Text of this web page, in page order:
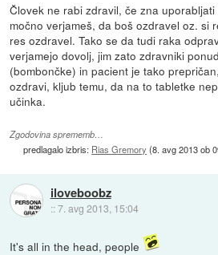
Človek ne rabi zdravil, če zna
močno verjameš, da boš ozdravel oz. si
res ozdravel. Tako se da tudi raka
verjamejo dovolj, jim zato zdravniki
(bombončke) in pacient je tako
ozdravi, kljub temu, da na to tabletke
učinka.
Zgodovina sprememb…
predlagalo izbris: Rias Gremory (8. avg 2013 ob
iloveboobz
::7. avg 2013, 15:04
It's all in the head, people